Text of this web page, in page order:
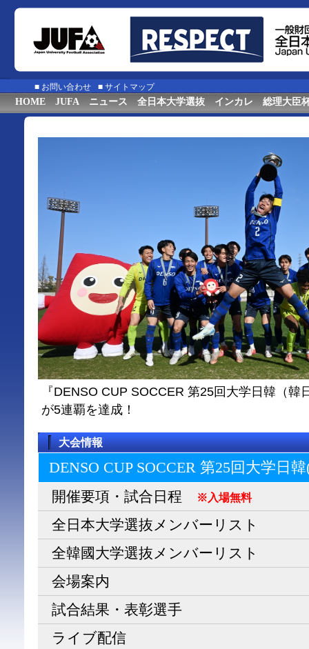
■ お問い合わせ ■ サイトマップ
HOME JUFA ニュース 全日本大学選抜 インカレ 総理大臣
『DENSO CUP SOCCER 第25回大学日韓（
が5連覇を達成！
大会情報
DENSO CUP SOCCER 第25回大学日
開催要項・試合日程 ※入場無料
全日本大学選抜メンバーリスト
全韓國大学選抜メンバーリスト
会場案内
試合結果・表彰選手
ライブ配信